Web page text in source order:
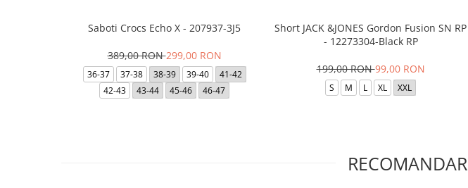
Saboti Crocs Echo X - 207937-3J5
389,00 RON299,00 RON
36-37 37-38 38-39 39-40
41-42
42-43
43-44 45-46 46-47
Short JACK &JONES Gordon Fusion SN RP
- 12273304-Black RP
199,00 RON99,00 RON
S M L XL XXL